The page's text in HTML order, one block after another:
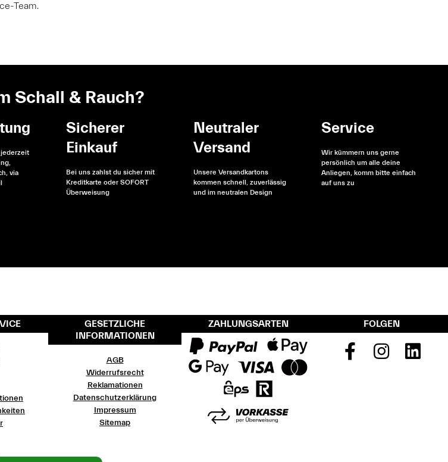
Team.
Schall & Rauch?
via
Sicherer
Einkauf
Bei uns zahlst du sicher mit
Kreditkarte oder SOFORT
Überweisung
Neutraler
Versand
Unsere Versandkartons
kommen schnell, zuverlässig
und im neutralen Design
Service
Wir kümmern uns gerne
persönlich um alle deine
Anliegen, komm bitte einfach
auf uns zu
GESETZLICHE
INFORMATIONEN
AGB
Widerrufsrecht
Reklamationen
Datenschutzerklärung
Impressum
Sitemap
ZAHLUNGSARTEN FOLGEN